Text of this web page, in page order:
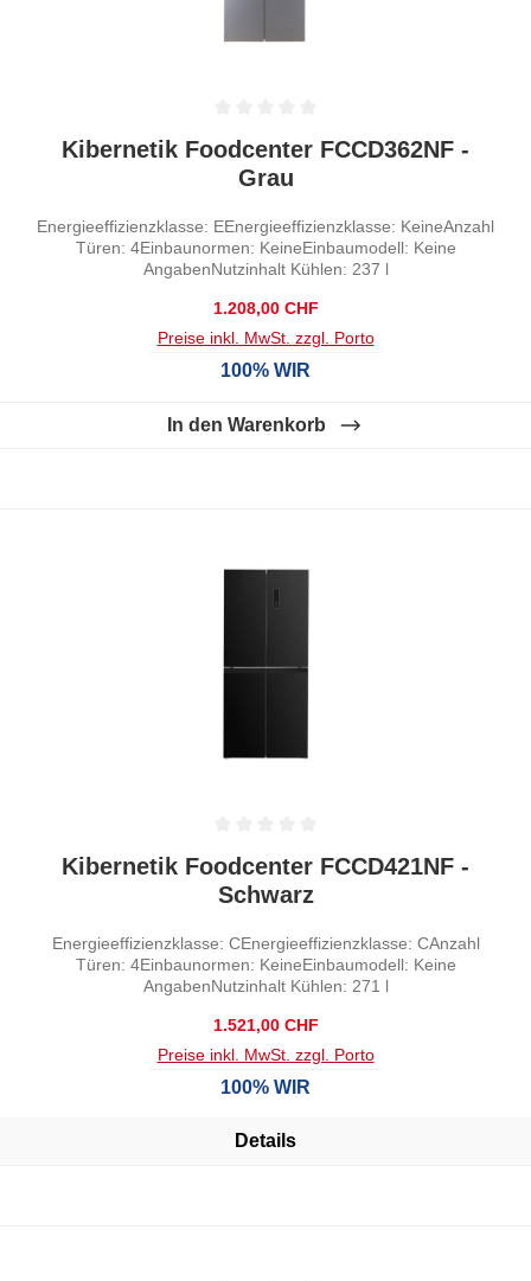
Durchschnittliche Bewertung von 0 von 5 Sternen
Kibernetik Foodcenter FCCD362NF -
Grau
Energieeffizienzklasse: EEnergieeffizienzklasse: KeineAnzahl
Türen: 4Einbaunormen: KeineEinbaumodell: Keine
AngabenNutzinhalt Kühlen: 237 l
Regulärer Preis:
1.208,00 CHF
Preise inkl. MwSt. zzgl. Porto
100% WIR
In den Warenkorb
Durchschnittliche Bewertung von 0 von 5 Sternen
Kibernetik Foodcenter FCCD421NF -
Schwarz
Energieeffizienzklasse: CEnergieeffizienzklasse: CAnzahl
Türen: 4Einbaunormen: KeineEinbaumodell: Keine
AngabenNutzinhalt Kühlen: 271 l
Regulärer Preis:
1.521,00 CHF
Preise inkl. MwSt. zzgl. Porto
100% WIR
Details